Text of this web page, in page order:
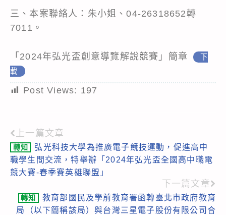
三、本案聯絡人：朱小姐、04-26318652轉
7011。
「2024年弘光盃創意導覽解說競賽」簡章
下
載
Post Views: 197
Read
more
articles
上一篇文章
轉知
弘光科技大學為推廣電子競技運動，促進高中
職學生間交流，特舉辦「2024年弘光盃全國高中職電
競大賽-春季賽英雄聯盟」
下一篇文章
轉知
教育部國民及學前教育署函轉臺北市政府教育
局（以下簡稱該局）與台灣三星電子股份有限公司合